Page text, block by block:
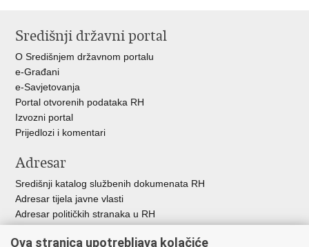
FacebookuTwitteru
Središnji državni portal
O Središnjem državnom portalu
e-Građani
e-Savjetovanja
Portal otvorenih podataka RH
Izvozni portal
Prijedlozi i komentari
Adresar
Središnji katalog službenih dokumenata RH
Adresar tijela javne vlasti
Adresar političkih stranaka u RH
Besplatni telefoni javne uprave
Ova stranica upotrebljava kolačiće